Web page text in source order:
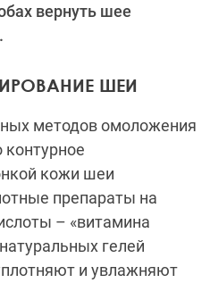
вернуть шее
ШЕИ
методов омоложения
кожи шеи
препараты на
– «витамина
гелей
и увлажняют